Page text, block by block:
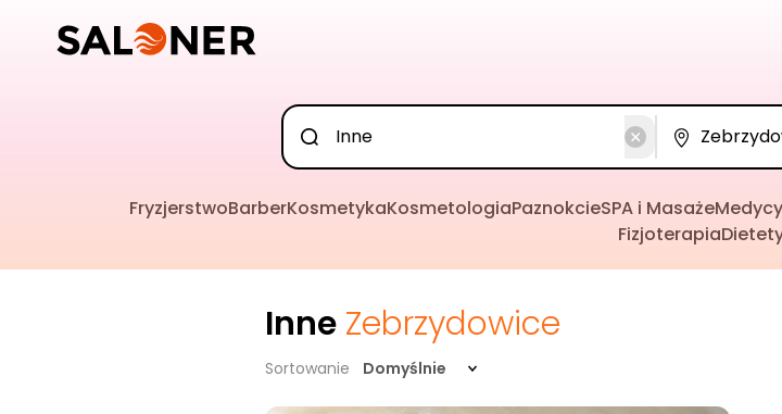
FryzjerstwoBarberKosmetykaKosmetologiaPaznokcieSPA i Masaże
Fizjoterapia
Inne Zebrzydowice
Sortowanie Domyślnie